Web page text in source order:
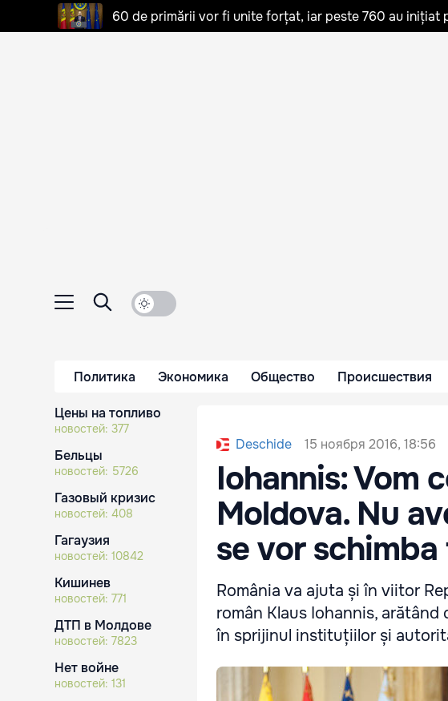
60 de primării vor fi unite forțat, iar peste 760 au inițiat
Политика Экономика Общество Происшествия
Цены на топливо
новостей: 377
Бельцы
новостей: 5726
Газовый кризис
новостей: 408
Гагаузия
новостей: 10842
Кишинев
новостей: 771
ДТП в Молдове
новостей: 7823
Нет войне
новостей: 131
Deschide 15 ноября 2016, 18:56
Iohannis: Vom
Moldova. Nu
se vor
România va ajuta și în viitor
român Klaus Iohannis,
în sprijinul instituțiilor și